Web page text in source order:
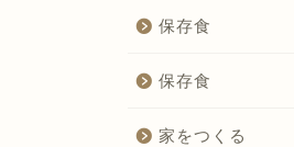
保存食
保存食
家をつくる